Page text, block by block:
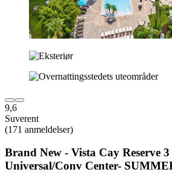
9,6
Suverent
(171 anmeldelser)
Brand New - Vista Cay Reserve
Universal/Conv Center-